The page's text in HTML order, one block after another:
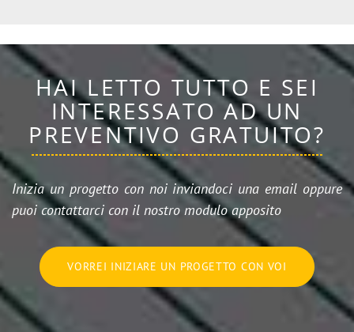
HAI LETTO TUTTO E SEI
INTERESSATO AD UN
PREVENTIVO GRATUITO?
Inizia un progetto con noi inviandoci una email oppure
puoi contattarci con il nostro modulo apposito
VORREI INIZIARE UN PROGETTO CON VOI